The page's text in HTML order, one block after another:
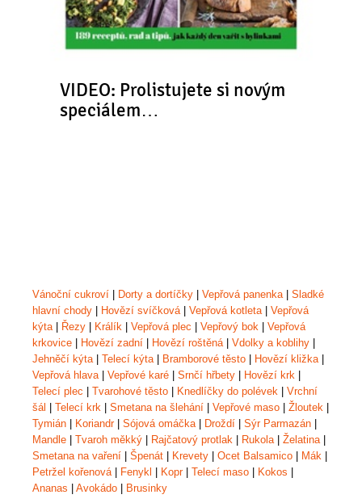
VIDEO: Prolistujete si novým
speciálem…
Vánoční cukroví Dorty a dortíčky Vepřová panenka| Sladké
hlavní chody
Hovězí svíčková| Vepřová kotleta| Vepřová
kýta| Řezy Králík Vepřová plec Vepřový bok
Vepřová
krkovice
Hovězí zadní Hovězí roštěná| Vdolky a koblihy
Jehněčí kýta| Telecí kýta| Bramborové těsto Hovězí kližka|
Vepřová hlava| Vepřové karé Srnčí hřbety Hovězí krk
Telecí plec
Tvarohové těsto Knedlíčky do polévek
Vrchní
šál
Telecí krk Smetana na šlehání Vepřové maso Žloutek
Tymián
Koriandr| Sójová omáčka| Droždí Sýr Parmazán
Mandle
Tvaroh měkký Rajčatový protlak Rukola| Želatina|
Smetana na vaření
Špenát Krevety Ocet Balsamico Mák
Petržel kořenová| Fenykl Kopr| Telecí maso Kokos
Ananas
Avokádo Brusinky